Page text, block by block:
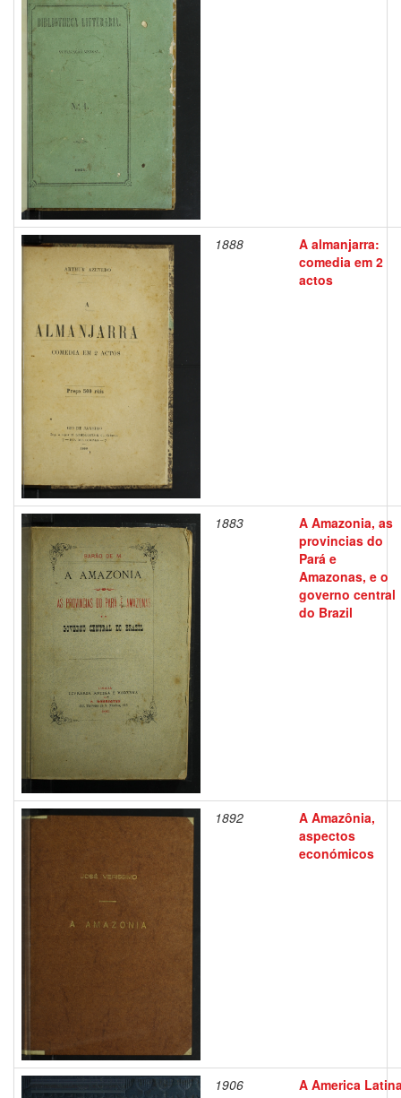
1888
A almanjarra:
comedia em 2
actos
1883
A Amazonia, as
provincias do
Pará e
Amazonas, e o
governo central
do Brazil
1892
A Amazônia,
aspectos
económicos
1906
A America